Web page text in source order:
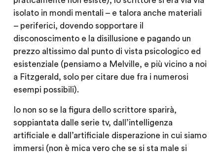
isolato in mondi mentali – e talora anche materiali
– periferici, dovendo sopportare il
disconoscimento e la disillusione e pagando un
prezzo altissimo dal punto di vista psicologico ed
esistenziale (pensiamo a Melville, e più vicino a noi
a Fitzgerald, solo per citare due fra i numerosi
esempi possibili).
Io non so se la figura dello scrittore sparirà,
soppiantata dalle serie tv, dall’intelligenza
artificiale e dall’artificiale disperazione in cui siamo
immersi (non è mica vero che se si sta male si